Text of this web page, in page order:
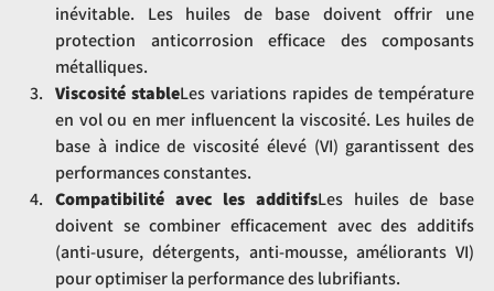
inévitable. Les huiles de base doivent offrir une
protection anticorrosion efficace des composants
métalliques.
Viscosité stableLes variations rapides de température
en vol ou en mer influencent la viscosité. Les huiles de
base à indice de viscosité élevé (VI) garantissent des
performances constantes.
Compatibilité avec les additifsLes huiles de base
doivent se combiner efficacement avec des additifs
(anti-usure, détergents, anti-mousse, améliorants VI)
pour optimiser la performance des lubrifiants.